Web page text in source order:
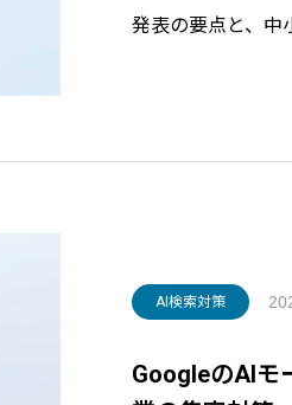
発表の要点と、中
AI検索対策
GoogleのAIモ